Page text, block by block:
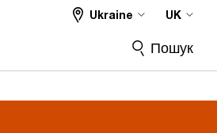
Ukraine UK
Пошук